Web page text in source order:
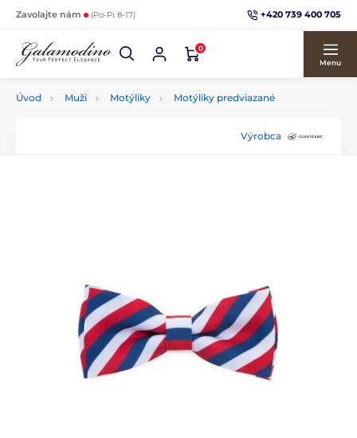
Zavolajte nám (Po-Pi 8-17) +420 739 400 705
0
Menu
Úvod Muži Motýliky Motýliky predviazané
Výrobca